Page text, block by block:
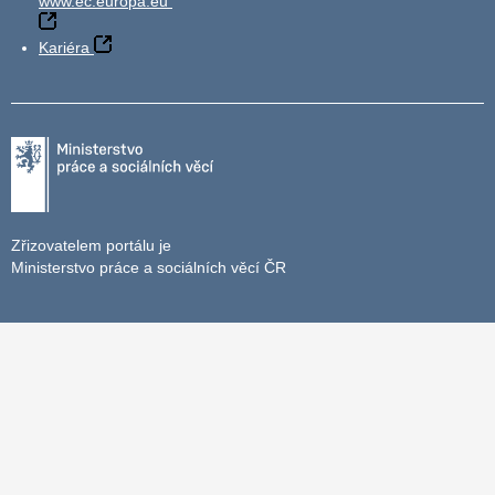
Kariéra
Zřizovatelem portálu je
Ministerstvo práce a sociálních věcí ČR